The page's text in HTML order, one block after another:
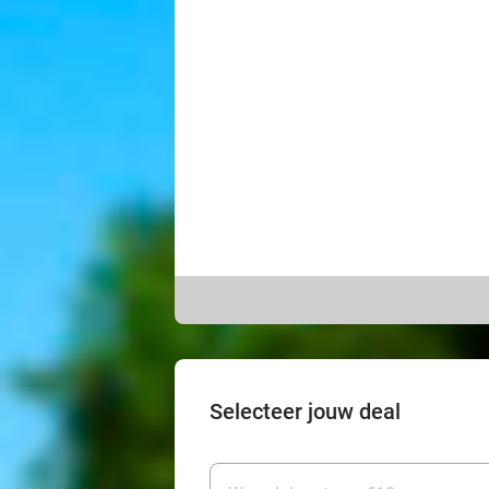
Selecteer jouw deal